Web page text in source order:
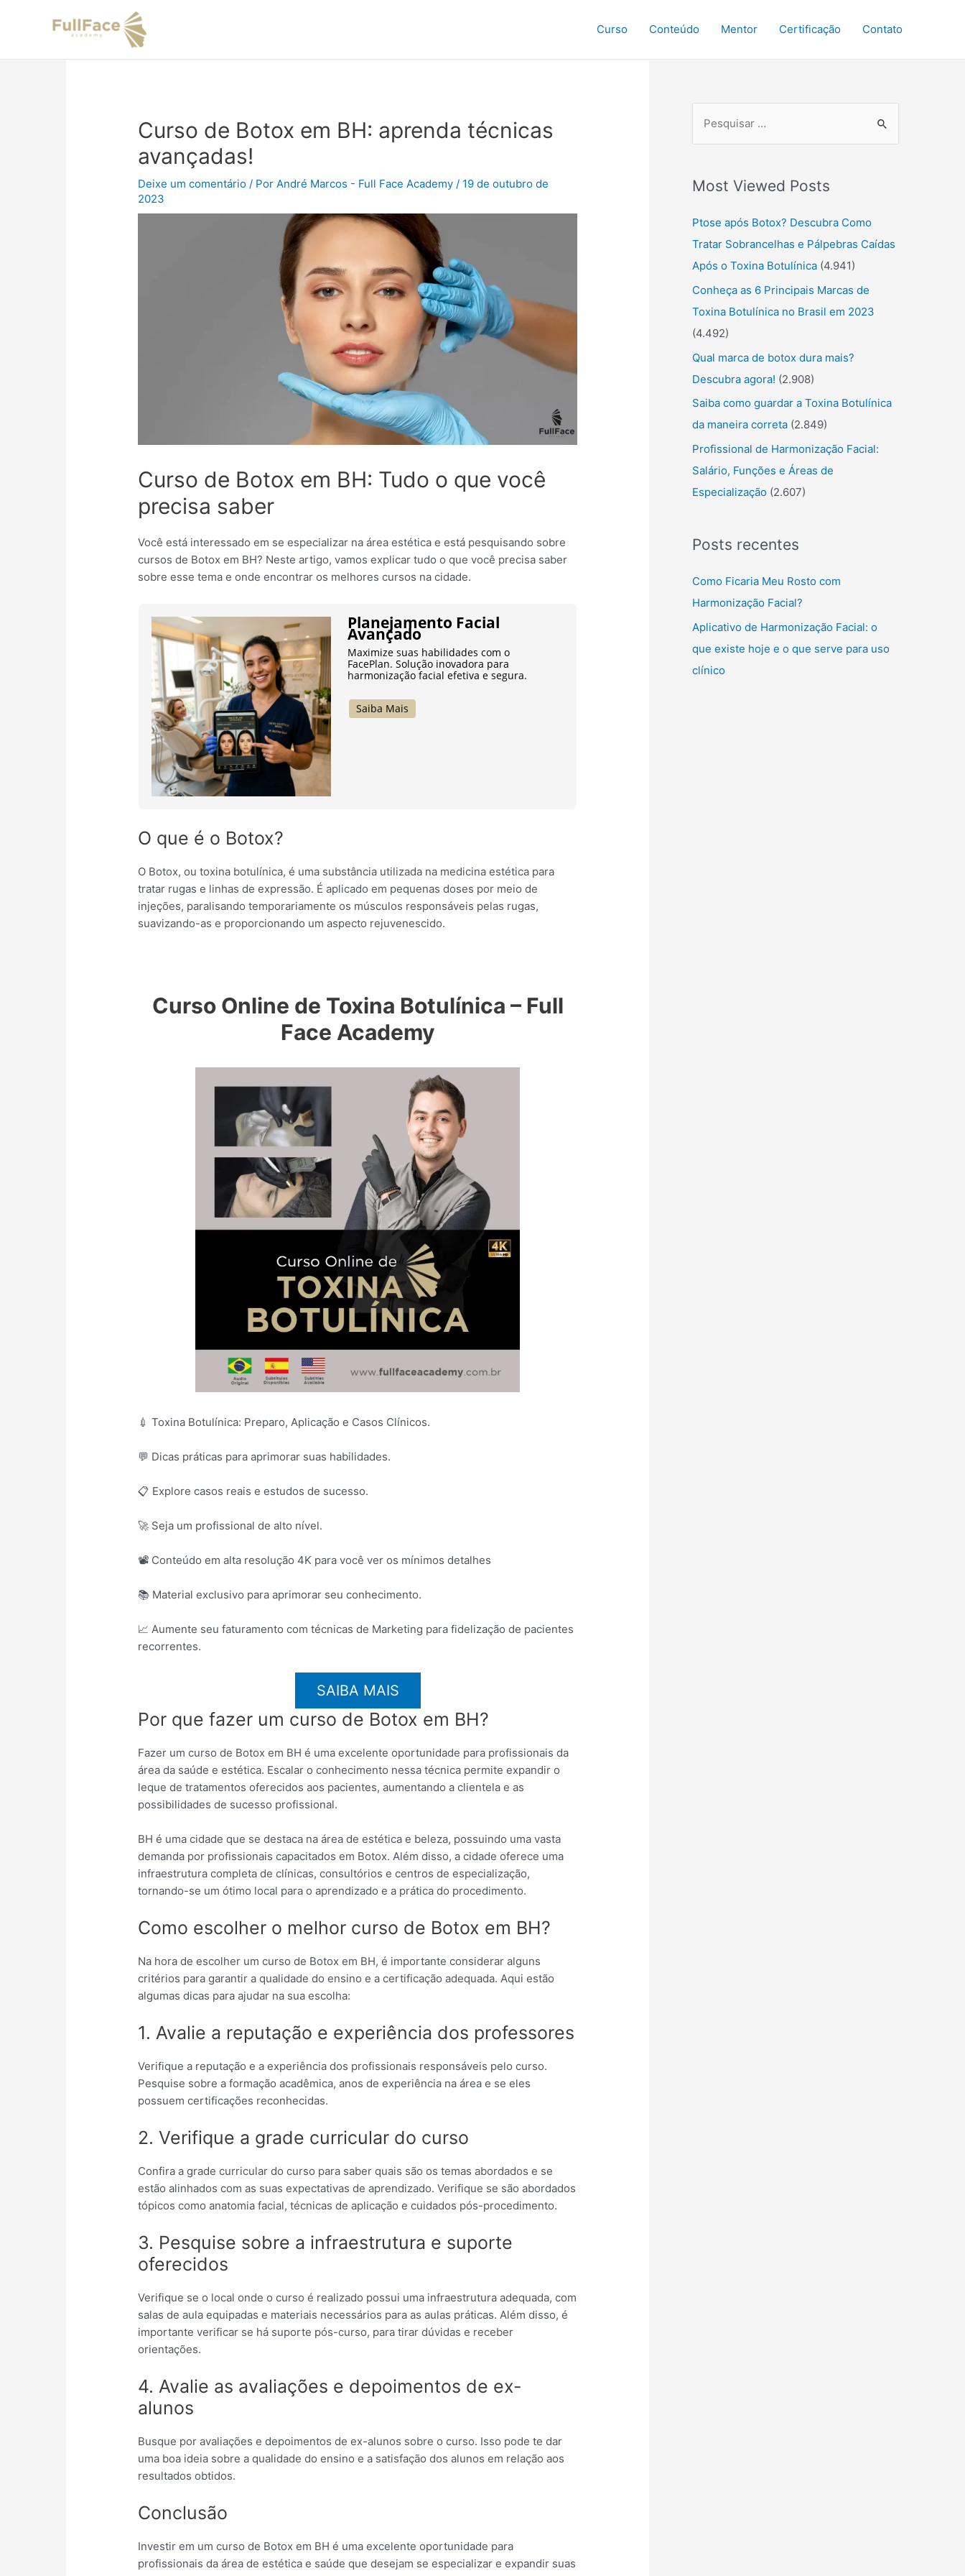
Curso Conteúdo Mentor Certificação Contato
Curso de Botox em BH: aprenda técnicas
avançadas!
Deixe um comentário / PorAndré Marcos - Full Face Academy/ 19 de outubro de
2023
Curso de Botox em BH: Tudo o que você
precisa saber
Você está interessado em se especializar na área estética e está pesquisando sobre
cursos de Botox em BH? Neste artigo, vamos explicar tudo o que você precisa saber
sobre esse tema e onde encontrar os melhores cursos na cidade.
Planejamento Facial
Avançado
Maximize suas habilidades com o
FacePlan. Solução inovadora para
harmonização facial efetiva e segura.
Saiba Mais
O que é o Botox?
O Botox, ou toxina botulínica, é uma substância utilizada na medicina estética para
tratar rugas e linhas de expressão. É aplicado em pequenas doses por meio de
injeções, paralisando temporariamente os músculos responsáveis pelas rugas,
suavizando-as e proporcionando um aspecto rejuvenescido.
Curso Online de Toxina Botulínica – Full
Face Academy
💉 Toxina Botulínica: Preparo, Aplicação e Casos Clínicos.
💬 Dicas práticas para aprimorar suas habilidades.
📋 Explore casos reais e estudos de sucesso.
🚀 Seja um profissional de alto nível.
📽️ Conteúdo em alta resolução 4K para você ver os mínimos detalhes
📚 Material exclusivo para aprimorar seu conhecimento.
📈 Aumente seu faturamento com técnicas de Marketing para fidelização de pacientes
recorrentes.
SAIBA MAIS
Por que fazer um curso de Botox em BH?
Fazer um curso de Botox em BH é uma excelente oportunidade para profissionais da
área da saúde e estética. Escalar o conhecimento nessa técnica permite expandir o
leque de tratamentos oferecidos aos pacientes, aumentando a clientela e as
possibilidades de sucesso profissional.
BH é uma cidade que se destaca na área de estética e beleza, possuindo uma vasta
demanda por profissionais capacitados em Botox. Além disso, a cidade oferece uma
infraestrutura completa de clínicas, consultórios e centros de especialização,
tornando-se um ótimo local para o aprendizado e a prática do procedimento.
Como escolher o melhor curso de Botox em BH?
Na hora de escolher um curso de Botox em BH, é importante considerar alguns
critérios para garantir a qualidade do ensino e a certificação adequada. Aqui estão
algumas dicas para ajudar na sua escolha:
1. Avalie a reputação e experiência dos professores
Verifique a reputação e a experiência dos profissionais responsáveis pelo curso.
Pesquise sobre a formação acadêmica, anos de experiência na área e se eles
possuem certificações reconhecidas.
2. Verifique a grade curricular do curso
Confira a grade curricular do curso para saber quais são os temas abordados e se
estão alinhados com as suas expectativas de aprendizado. Verifique se são abordados
tópicos como anatomia facial, técnicas de aplicação e cuidados pós-procedimento.
3. Pesquise sobre a infraestrutura e suporte
oferecidos
Verifique se o local onde o curso é realizado possui uma infraestrutura adequada, com
salas de aula equipadas e materiais necessários para as aulas práticas. Além disso, é
importante verificar se há suporte pós-curso, para tirar dúvidas e receber
orientações.
4. Avalie as avaliações e depoimentos de ex-
alunos
Busque por avaliações e depoimentos de ex-alunos sobre o curso. Isso pode te dar
uma boa ideia sobre a qualidade do ensino e a satisfação dos alunos em relação aos
resultados obtidos.
Conclusão
Investir em um curso de Botox em BH é uma excelente oportunidade para
profissionais da área de estética e saúde que desejam se especializar e expandir suas
de
Post
r
c
Most Viewed Posts
Ptose após Botox? Descubra Como
Tratar Sobrancelhas e Pálpebras Caídas
Após o Toxina Botulínica (4.941)
Conheça as 6 Principais Marcas de
Toxina Botulínica no Brasil em 2023
(4.492)
Qual marca de botox dura mais?
Descubra agora! (2.908)
Saiba como guardar a Toxina Botulínica
da maneira correta (2.849)
Profissional de Harmonização Facial:
Salário, Funções e Áreas de
Especialização (2.607)
Posts recentes
Como Ficaria Meu Rosto com
Harmonização Facial?
Aplicativo de Harmonização Facial: o
que existe hoje e o que serve para uso
clínico